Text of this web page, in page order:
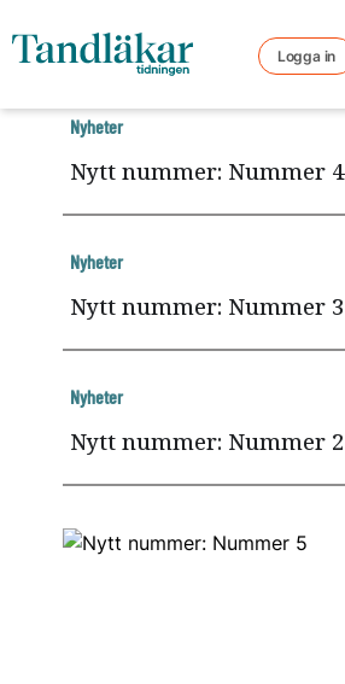
Logga in
Nytt nummer: Nummer 4
Nyheter
Nytt nummer: Nummer 3
Nyheter
Nytt nummer: Nummer 2
Nyheter